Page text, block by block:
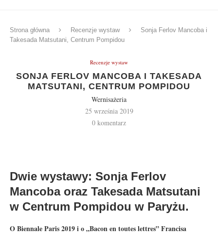
Strona główna Recenzje wystaw
Sonja Ferlov Mancoba i
Takesada Matsutani, Centrum Pompidou
Recenzje wystaw
SONJA FERLOV MANCOBA I TAKESADA
MATSUTANI, CENTRUM POMPIDOU
Wernisażeria
25 września 2019
0 komentarz
Dwie wystawy: Sonja Ferlov
Mancoba oraz Takesada Matsutani
w Centrum Pompidou w Paryżu.
O Biennale Paris 2019 i o „Bacon en toutes lettres” Francisa